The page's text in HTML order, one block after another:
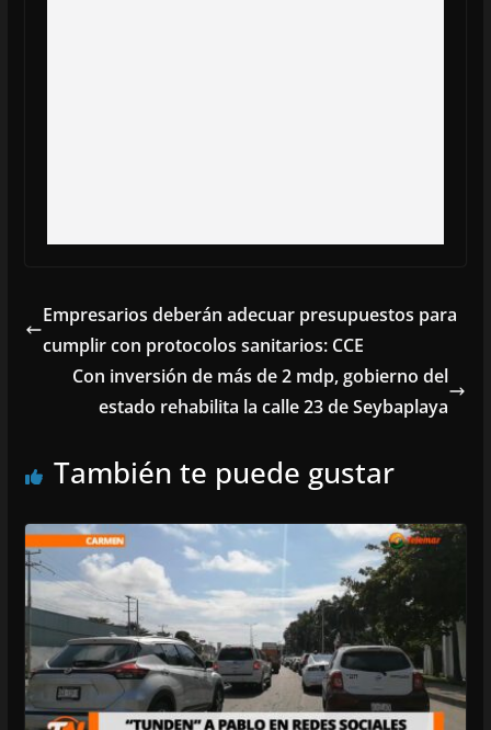
Empresarios deberán adecuar presupuestos para
cumplir con protocolos sanitarios: CCE
Con inversión de más de 2 mdp, gobierno del
estado rehabilita la calle 23 de Seybaplaya
También te puede gustar